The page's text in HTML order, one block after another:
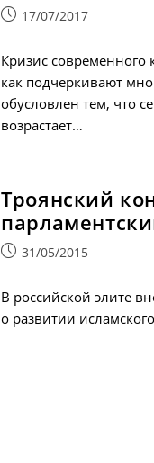
Запись17/07/2017
Кризис современного
как подчеркивают
обусловлен тем, что
возрастает…
Троянский
Запись31/05/2015
В российской элите
о развитии